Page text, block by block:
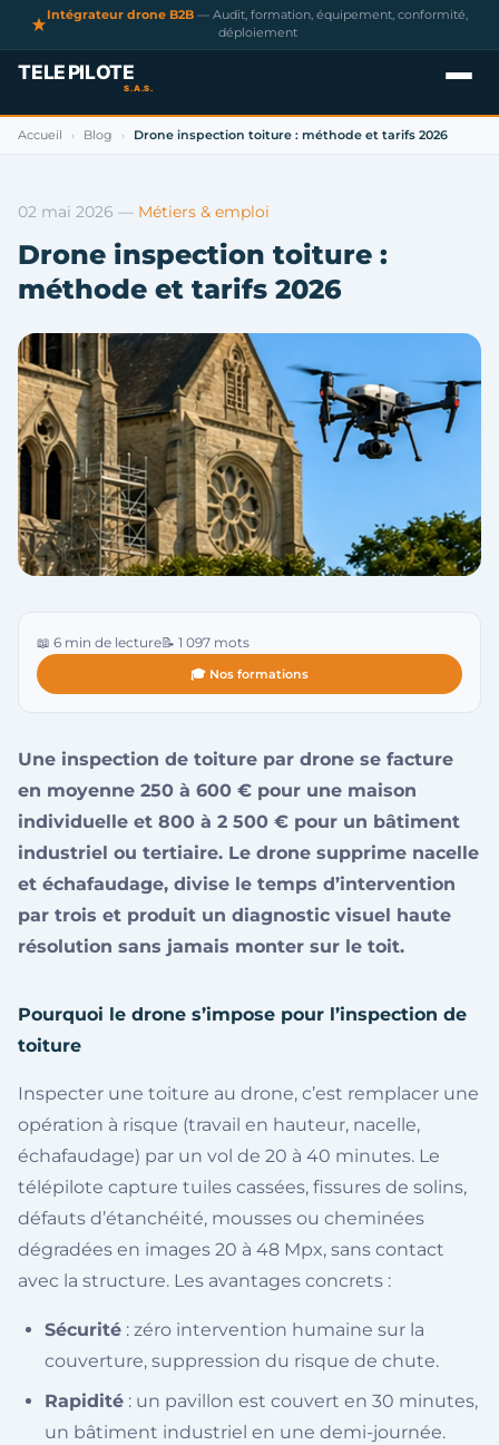
Intégrateur drone B2B — Audit, formation, équipement, conformité,
déploiement
Accueil › Blog › Drone inspection toiture : méthode et tarifs 2026
02 mai 2026 — Métiers & emploi
Drone inspection toiture :
méthode et tarifs 2026
📖 6 min de lecture📝 1 097 mots
🎓 Nos formations
Une inspection de toiture par drone se facture
en moyenne 250 à 600 € pour une maison
individuelle et 800 à 2 500 € pour un bâtiment
industriel ou tertiaire. Le drone supprime nacelle
et échafaudage, divise le temps d’intervention
par trois et produit un diagnostic visuel haute
résolution sans jamais monter sur le toit.
Pourquoi le drone s’impose pour l’inspection de
toiture
Inspecter une toiture au drone, c’est remplacer une
opération à risque (travail en hauteur, nacelle,
échafaudage) par un vol de 20 à 40 minutes. Le
télépilote capture tuiles cassées, fissures de solins,
défauts d’étanchéité, mousses ou cheminées
dégradées en images 20 à 48 Mpx, sans contact
avec la structure. Les avantages concrets :
Sécurité : zéro intervention humaine sur la
couverture, suppression du risque de chute.
Rapidité : un pavillon est couvert en 30 minutes,
un bâtiment industriel en une demi-journée.